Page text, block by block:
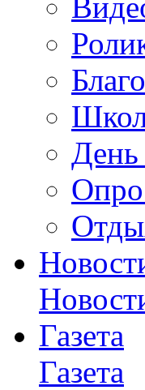
День
Газета
Газета